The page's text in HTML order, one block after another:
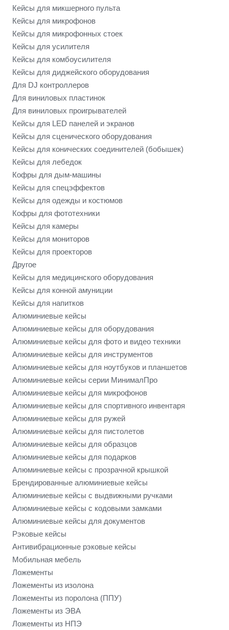
Кейсы для микшерного пульта
Кейсы для микрофонов
Кейсы для микрофонных стоек
Кейсы для усилителя
Кейсы для комбоусилителя
Кейсы для диджейского оборудования
Для DJ контроллеров
Для виниловых пластинок
Для виниловых проигрывателей
Кейсы для LED панелей и экранов
Кейсы для сценического оборудования
Кейсы для конических соединителей (бобышек)
Кейсы для лебедок
Кофры для дым-машины
Кейсы для спецэффектов
Кейсы для одежды и костюмов
Кофры для фототехники
Кейсы для камеры
Кейсы для мониторов
Кейсы для проекторов
Другое
Кейсы для медицинского оборудования
Кейсы для конной амуниции
Кейсы для напитков
Алюминиевые кейсы
Алюминиевые кейсы для оборудования
Алюминиевые кейсы для фото и видео техники
Алюминиевые кейсы для инструментов
Алюминиевые кейсы для ноутбуков и планшетов
Алюминиевые кейсы серии МинималПро
Алюминиевые кейсы для микрофонов
Алюминиевые кейсы для спортивного инвентаря
Алюминиевые кейсы для ружей
Алюминиевые кейсы для пистолетов
Алюминиевые кейсы для образцов
Алюминиевые кейсы для подарков
Алюминиевые кейсы с прозрачной крышкой
Брендированные алюминиевые кейсы
Алюминиевые кейсы с выдвижными ручками
Алюминиевые кейсы с кодовыми замками
Алюминиевые кейсы для документов
Рэковые кейсы
Антивибрационные рэковые кейсы
Мобильная мебель
Ложементы
Ложементы из изолона
Ложементы из поролона (ППУ)
Ложементы из ЭВА
Ложементы из НПЭ